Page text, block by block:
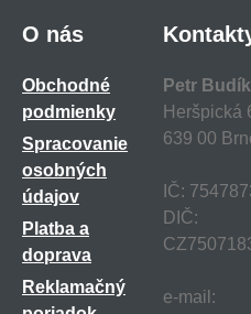
O nás
Obchodné
podmienky
Spracovanie
osobných
údajov
Platba a
doprava
Reklamačný
Petr Budík
Heršpická
639 00
IČ:
DIČ:
e-mail: